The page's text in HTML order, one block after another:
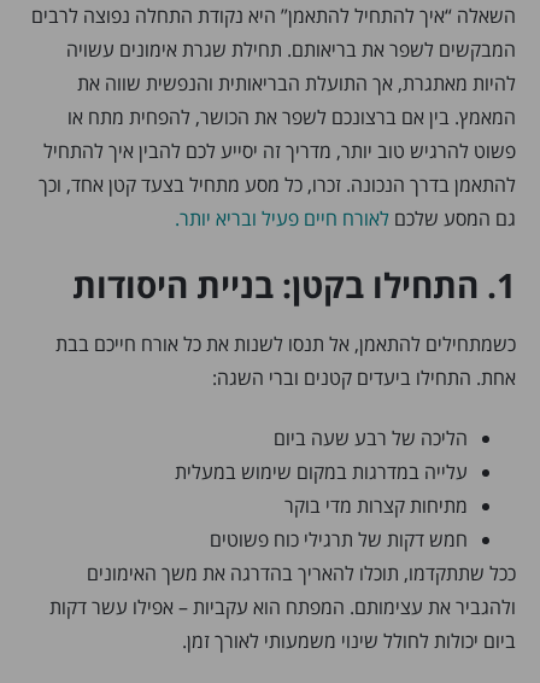
השאלה “איך להתחיל להתאמן” היא נקודת התחלה נפוצה לרבים
המבקשים לשפר את בריאותם. תחילת שגרת אימונים עשויה
להיות מאתגרת, אך התועלת הבריאותית והנפשית שווה את
המאמץ. בין אם ברצונכם לשפר את הכושר, להפחית מתח או
פשוט להרגיש טוב יותר, מדריך זה יסייע לכם להבין איך להתחיל
להתאמן בדרך הנכונה. זכרו, כל מסע מתחיל בצעד קטן אחד, וכך
גם המסע שלכם לאורח חיים פעיל ובריא יותר.
1. התחילו בקטן: בניית היסודות
כשמתחילים להתאמן, אל תנסו לשנות את כל אורח חייכם בבת
אחת. התחילו ביעדים קטנים וברי השגה:
הליכה של רבע שעה ביום
עלייה במדרגות במקום שימוש במעלית
מתיחות קצרות מדי בוקר
חמש דקות של תרגילי כוח פשוטים
ככל שתתקדמו, תוכלו להאריך בהדרגה את משך האימונים
ולהגביר את עצימותם. המפתח הוא עקביות – אפילו עשר דקות
ביום יכולות לחולל שינוי משמעותי לאורך זמן.